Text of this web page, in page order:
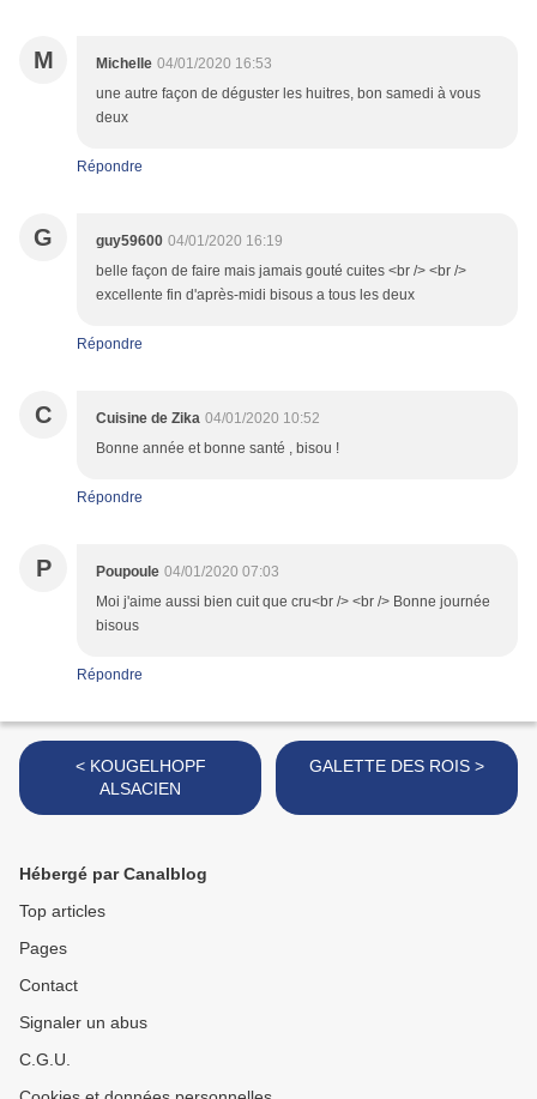
M Michelle 04/01/2020 16:53
une autre façon de déguster les huitres, bon samedi à vous
deux
Répondre
G guy59600 04/01/2020 16:19
belle façon de faire mais jamais gouté cuites <br /> <br />
excellente fin d'après-midi bisous a tous les deux
Répondre
C Cuisine de Zika 04/01/2020 10:52
Bonne année et bonne santé , bisou !
Répondre
P Poupoule 04/01/2020 07:03
Moi j'aime aussi bien cuit que cru<br /> <br /> Bonne journée
bisous
Répondre
< KOUGELHOPF
ALSACIEN
GALETTE DES ROIS >
Hébergé par Canalblog
Top articles
Pages
Contact
Signaler un abus
C.G.U.